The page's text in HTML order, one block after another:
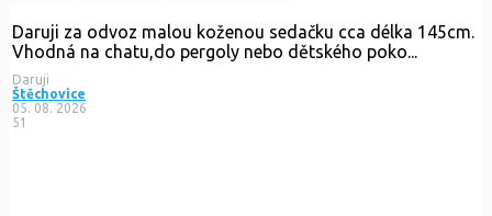
Daruji za odvoz malou koženou sedačku cca délka 145cm.
Vhodná na chatu,do pergoly nebo dětského poko...
Daruji
Štěchovice
05. 08. 2026
51